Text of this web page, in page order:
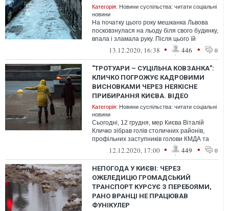
Категорія: Новини суспільства: читати соціальні
новини
На початку цього року мешканка Львова
посковзнулася на льоду біля свого будинку,
впала і зламала руку. Після цього їй
вдалося відсудити за це 18 тисяч...
13.12.2020, 16:38 • 446 • 0
"ТРОТУАРИ – СУЦІЛЬНА КОВЗАНКА":
КЛИЧКО ПОГРОЖУЄ КАДРОВИМИ
ВИСНОВКАМИ ЧЕРЕЗ НЕЯКІСНЕ
ПРИБИРАННЯ КИЄВА. ВІДЕО
Категорія: Новини суспільства: читати соціальні
новини
Сьогодні, 12 грудня, мер Києва Віталій
Кличко зібрав голів столичних районів,
профільних заступників голови КМДА та
керівників комунальних служб на те...
12.12.2020, 17:00 • 449 • 0
НЕПОГОДА У КИЄВІ: ЧЕРЕЗ
ОЖЕЛЕДИЦЮ ГРОМАДСЬКИЙ
ТРАНСПОРТ КУРСУЄ З ПЕРЕБОЯМИ,
РАНО ВРАНЦІ НЕ ПРАЦЮВАВ
ФУНІКУЛЕР